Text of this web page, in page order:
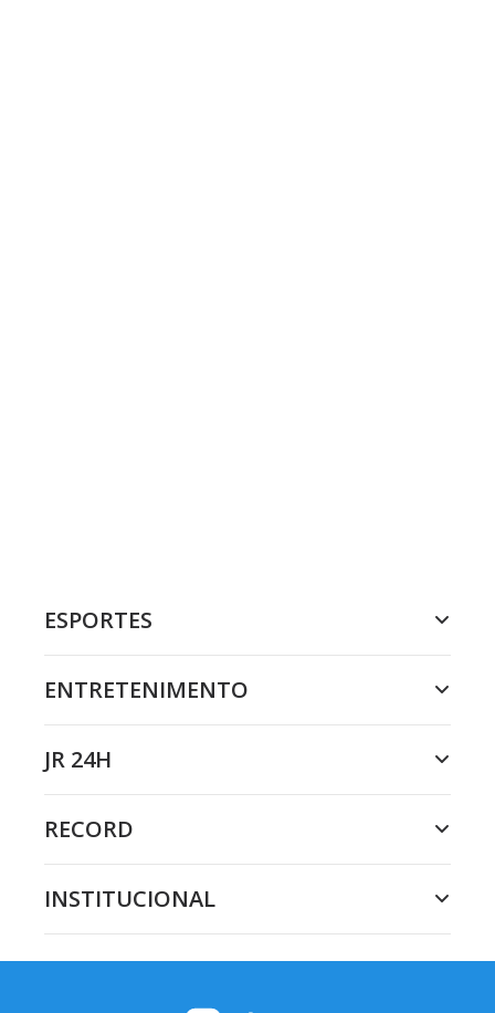
ESPORTES
ENTRETENIMENTO
JR 24H
RECORD
INSTITUCIONAL